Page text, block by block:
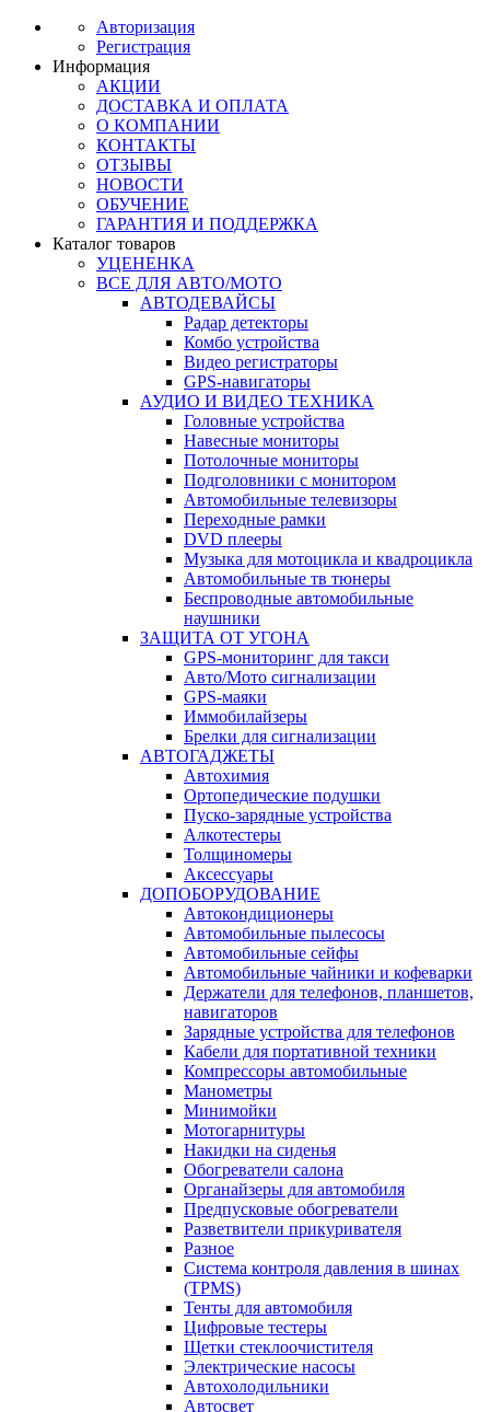
Авторизация
Регистрация
Информация
АКЦИИ
ДОСТАВКА И ОПЛАТА
О КОМПАНИИ
КОНТАКТЫ
ОТЗЫВЫ
НОВОСТИ
ОБУЧЕНИЕ
ГАРАНТИЯ И ПОДДЕРЖКА
Каталог товаров
УЦЕНЕНКА
ВСЕ ДЛЯ АВТО/МОТО
АВТОДЕВАЙСЫ
Радар детекторы
Комбо устройства
Видео регистраторы
GPS-навигаторы
АУДИО И ВИДЕО ТЕХНИКА
Головные устройства
Навесные мониторы
Потолочные мониторы
Подголовники с монитором
Автомобильные телевизоры
Переходные рамки
DVD плееры
Музыка для мотоцикла и квадроцикла
Автомобильные тв тюнеры
Беспроводные автомобильные
наушники
ЗАЩИТА ОТ УГОНА
GPS-мониторинг для такси
Авто/Мото сигнализации
GPS-маяки
Иммобилайзеры
Брелки для сигнализации
АВТОГАДЖЕТЫ
Автохимия
Ортопедические подушки
Пуско-зарядные устройства
Алкотестеры
Толщиномеры
Аксессуары
ДОПОБОРУДОВАНИЕ
Автокондиционеры
Автомобильные пылесосы
Автомобильные сейфы
Автомобильные чайники и кофеварки
Держатели для телефонов, планшетов,
навигаторов
Зарядные устройства для телефонов
Кабели для портативной техники
Компрессоры автомобильные
Манометры
Минимойки
Мотогарнитуры
Накидки на сиденья
Обогреватели салона
Органайзеры для автомобиля
Предпусковые обогреватели
Разветвители прикуривателя
Разное
Система контроля давления в шинах
(TPMS)
Тенты для автомобиля
Цифровые тестеры
Щетки стеклоочистителя
Электрические насосы
Автохолодильники
Автосвет